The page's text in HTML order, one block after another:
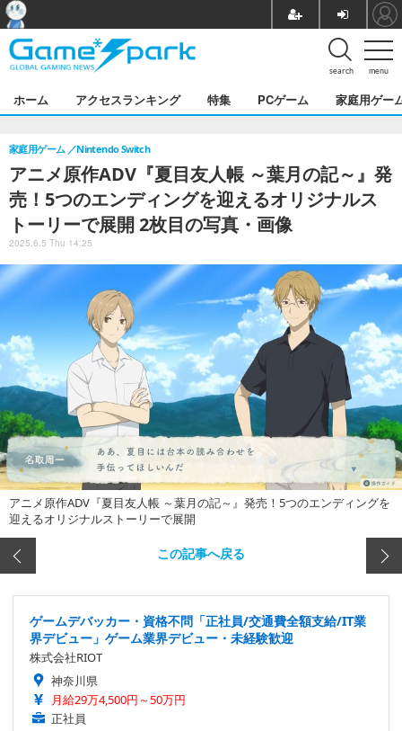
menu
search
ホーム アクセスランキング 特集 PCゲーム 家庭用ゲー
アニメ原作ADV『夏目友人帳 ～葉月の記～』発
売！5つのエンディングを迎えるオリジナルス
トーリーで展開 2枚目の写真・画像
家庭用ゲーム Nintendo Switch
2025.6.5 Thu 14:25
アニメ原作ADV『夏目友人帳 ～葉月の記～』発売！5つのエンディングを
迎えるオリジナルストーリーで展開
この記事へ戻る
ゲームデバッカー・資格不問「正社員/交通費全額支給/IT業
界デビュー」ゲーム業界デビュー・未経験歓迎
株式会社RIOT
神奈川県
月給29万4,500円～50万円
正社員